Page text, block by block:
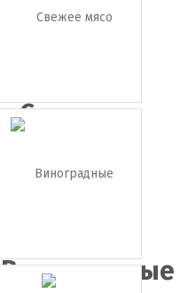
Свежее
Виноградные